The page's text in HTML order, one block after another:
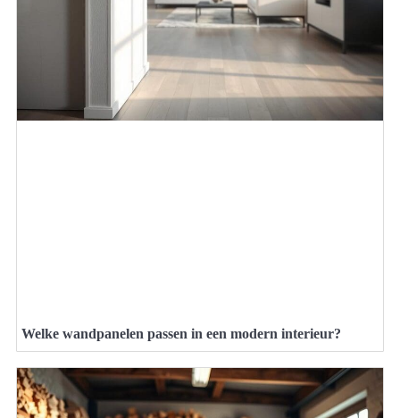
Welke wandpanelen passen in een modern interieur?